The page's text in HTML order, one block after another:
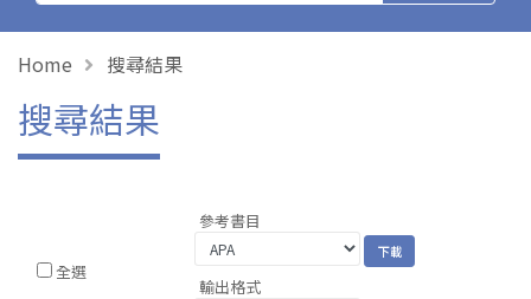
Home 搜尋結果
搜尋結果
全選
參考書目
輸出格式